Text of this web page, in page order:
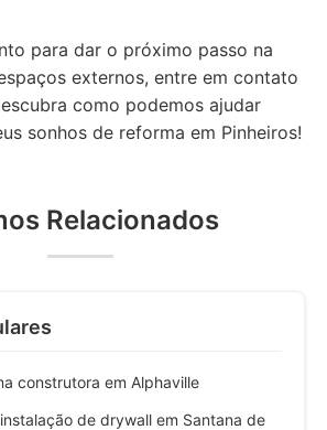
para dar o próximo passo na
externos, entre em contato
como podemos ajudar
sonhos de reforma em Pinheiros!
Relacionados
construtora em Alphaville
de drywall em Santana de